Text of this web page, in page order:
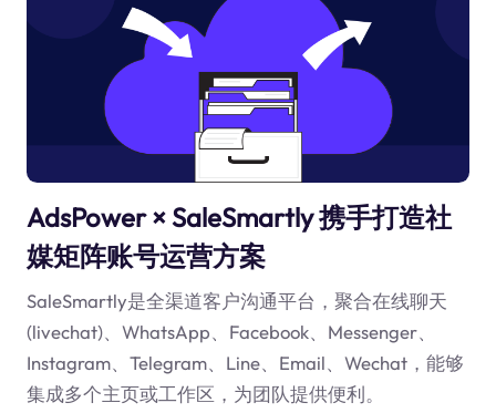
AdsPower × SaleSmartly 携手打造社
媒矩阵账号运营方案
SaleSmartly是全渠道客户沟通平台，聚合在线聊天
(livechat)、WhatsApp、Facebook、Messenger、
Instagram、Telegram、Line、Email、Wechat，能够
集成多个主页或工作区，为团队提供便利。